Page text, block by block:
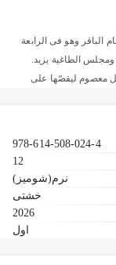
الباقر وهو فی الرابعة
الطاغیة یزید.
معصوم لیقصّها علی
978-614-508-024-4
12
نرم(شومیز)
خشتی
2026
اول